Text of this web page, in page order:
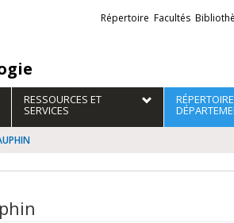
Liens
externes
Répertoire Facultés
RESSOURCES ET
SERVICES